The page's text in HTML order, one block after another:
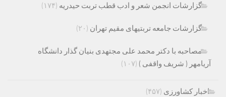
گزارشات انجمن شعر و ادب قطب تربت حیدریه (۱۷۴)
گزارشات جامعه تربتیهای مقیم تهران (۲۰)
مصاحبه با دکتر محمد علی مجتهدی بنیان گذار دانشگاه
آریامهر ( شریف واقفی ) (۱۰۷)
اخبار کشاورزی (۴۵۷)